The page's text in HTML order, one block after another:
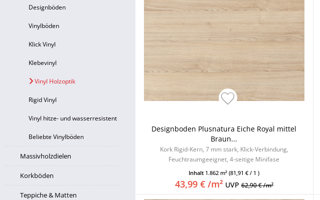
Designböden
Vinylböden
Klick Vinyl
Klebevinyl
Vinyl Holzoptik
Rigid Vinyl
Vinyl hitze- und wasserresistent
Beliebte Vinylböden
Massivholzdielen
Korkböden
Teppiche & Matten
Designboden Plusnatura Eiche Royal mittel
Braun...
Kork Rigid-Kern, 7 mm stark, Klick-Verbindung,
Feuchtraumgeeignet, 4-seitige Minifase
Inhalt 1.862 m²(81,91 € / 1 )
43,99 € /m² UVP62,90 € /m²